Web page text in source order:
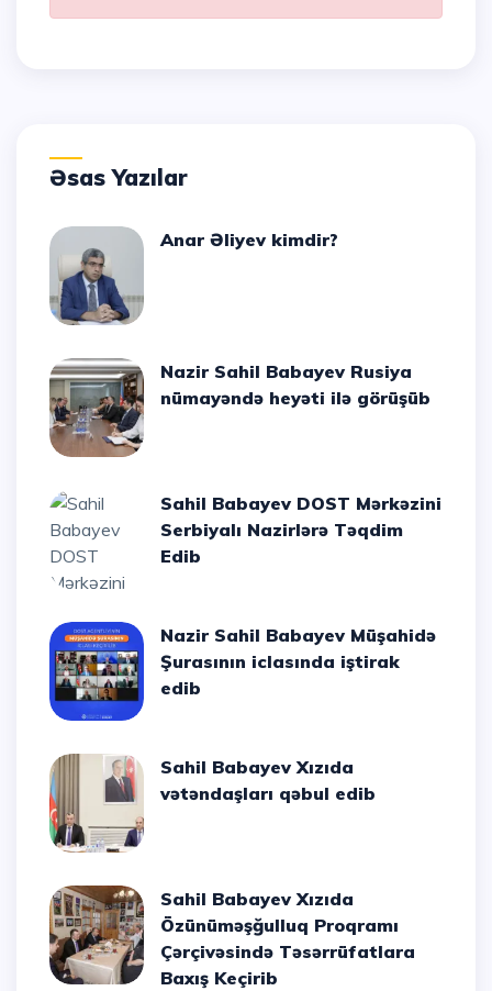
Əsas Yazılar
Anar Əliyev kimdir?
Nazir Sahil Babayev Rusiya
nümayəndə heyəti ilə görüşüb
Sahil Babayev DOST Mərkəzini
Serbiyalı Nazirlərə Təqdim
Edib
Nazir Sahil Babayev Müşahidə
Şurasının iclasında iştirak
edib
Sahil Babayev Xızıda
vətəndaşları qəbul edib
Sahil Babayev Xızıda
Özünüməşğulluq Proqramı
Çərçivəsində Təsərrüfatlara
Baxış Keçirib